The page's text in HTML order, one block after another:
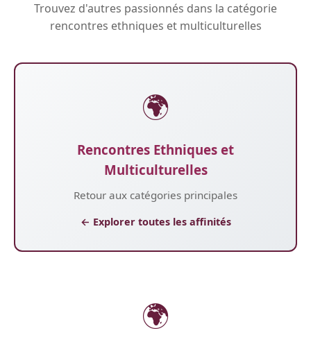
Trouvez d'autres passionnés dans la catégorie
rencontres ethniques et multiculturelles
🌍
Rencontres Ethniques et
Multiculturelles
Retour aux catégories principales
← Explorer toutes les affinités
🌍